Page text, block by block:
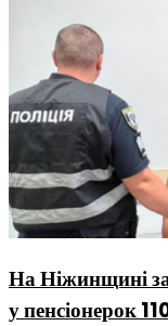
На Ніжинщині
у пенсіонерок